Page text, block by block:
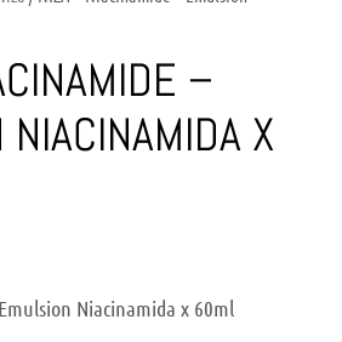
–
NIACINAMIDA X
Niacinamida x 60ml